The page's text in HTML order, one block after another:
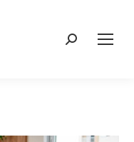
Search: